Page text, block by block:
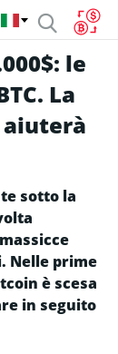
le
La
aiuterà
sotto la
Nelle prime
è scesa
in seguito